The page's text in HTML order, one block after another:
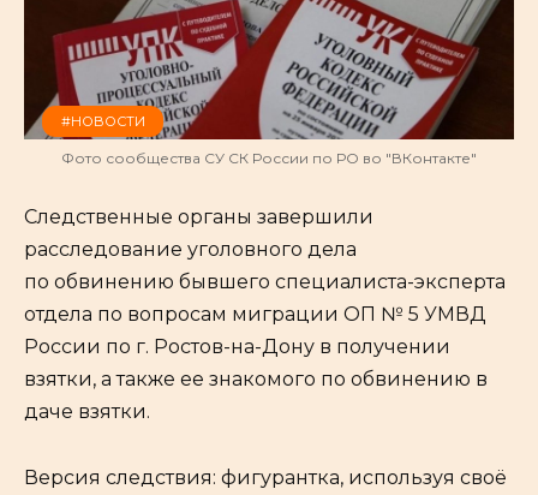
#НОВОСТИ
Фото сообщества СУ СК России по РО во "ВКонтакте"
Следственные органы завершили
расследование уголовного дела
по обвинению бывшего специалиста-эксперта
отдела по вопросам миграции ОП № 5 УМВД
России по г. Ростов-на-Дону в получении
взятки, а также ее знакомого по обвинению в
даче взятки.
Версия следствия: фигурантка, используя своё